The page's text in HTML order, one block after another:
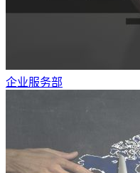
企业服务部